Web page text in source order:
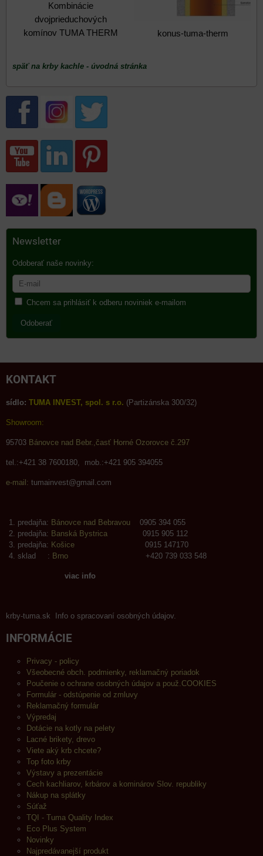
Kombinácie
dvojprieduchových
komínov TUMA THERM
konus-tuma-therm
späť na krby kachle - úvodná stránka
Newsletter
Odoberať naše novinky:
Chcem sa prihlásiť k odberu noviniek e-mailom
Odoberať
KONTAKT
sídlo: TUMA INVEST, spol. s r.o. (Partizánska 300/32)
Showroom:
95703 Bánovce nad Bebr.,časť Horné Ozorovce č.297
tel.:+421 38 7600180, mob.:+421 905 394055
e-mail: tumainvest@gmail.com
predajňa: Bánovce nad Bebravou 0905 394 055
predajňa: Banská Bystrica 0915 905 112
predajňa: Košice 0915 147170
sklad : Brno +420 739 033 548
viac info
krby-tuma.sk Info o spracovaní osobných údajov.
INFORMÁCIE
Privacy - policy
Všeobecné obch. podmienky, reklamačný poriadok
Poučenie o ochrane osobných údajov a použ.COOKIES
Formulár - odstúpenie od zmluvy
Reklamačný formulár
Výpredaj
Dotácie na kotly na pelety
Lacné brikety, drevo
Viete aký krb chcete?
Top foto krby
Výstavy a prezentácie
Cech kachliarov, krbárov a kominárov Slov. republiky
Nákup na splátky
Súťaž
TQI - Tuma Quality Index
Eco Plus System
Novinky
Najpredávanejší produkt